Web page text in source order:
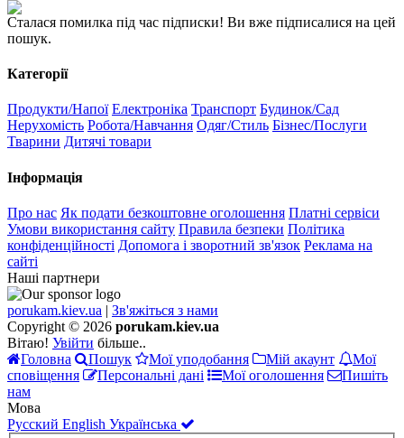
Сталася помилка під час підписки! Ви вже підписалися на цей
пошук.
Категорії
Продукти/Напої Електроніка Транспорт Будинок/Сад
Нерухомість Робота/Навчання Одяг/Стиль Бізнес/Послуги
Тварини Дитячі товари
Інформація
Про нас Як подати безкоштовне оголошення Платні сервіси
Умови використання сайту Правила безпеки Політика
конфіденційності Допомога і зворотний зв'язок Реклама на
сайті
Наші партнери
porukam.kiev.ua | Зв'яжіться з нами
Copyright © 2026 porukam.kiev.ua
Вітаю! Увійти більше..
Головна
Пошук Мої уподобання Мій акаунт
Мої
сповіщення
Персональні дані Мої оголошення
Пишіть
нам
Мова
Pусский Еnglish Українська